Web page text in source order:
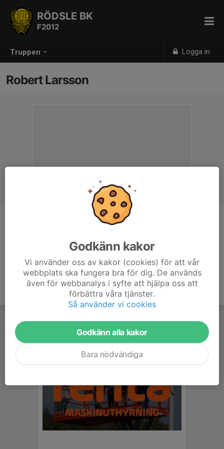
Truppen Logga in
RÖDSLE BK
F2012
Robert Larsson
Tränare
Godkänn kakor
Vi använder oss av kakor (cookies) för att vår
webbplats ska fungera bra för dig. De används
även för webbanalys i syfte att hjälpa oss att
förbättra våra tjänster.
Så använder vi cookies
Godkänn alla kakor
Bara nödvändiga